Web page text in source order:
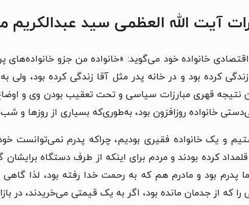
آیت‌ الله العظمی سید عبدالکریم
زندگی کرده بود و در خانه پدر مثل آقا زندگی کرده بود،
نتیجه قهری مبارزات سیاسی و تحت تعقیب بودن وی و
خانواده روزافزون بود، به‌طوری‌که بسیاری از روزها و
و یک خانواده فقیری بودیم، چراکه پدرم
کرده بودند و مردم برای اینکه از طرف دستگاه
ما پدرم بود و مادرم هم که به رحمت خدا رفته بود، لذا
که از جدمان مانده بود، اگر به یک قیمتی می‌خریدند، در